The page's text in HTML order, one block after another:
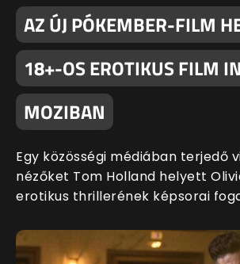
AZ ÚJ PÓKEMBER-FILM
18+-OS EROTIKUS FILM
MOZIBAN
Egy közösségi médiában terjedő
nézőket Tom Holland helyett
erotikus thrillerének képsorai